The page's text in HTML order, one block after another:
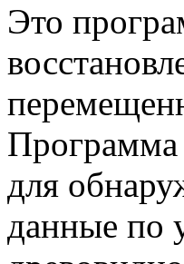
Это
для
данные по